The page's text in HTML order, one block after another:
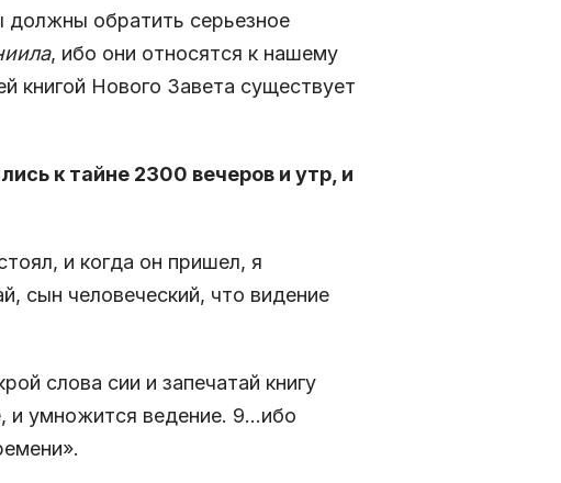
обратить серьезное
, ибо они относятся к нашему
книгой Нового Завета существует
к тайне 2300 вечеров и утр, и
и когда он пришел, я
сын человеческий, что видение
слова сии и запечатай книгу
и умножится ведение. 9…ибо